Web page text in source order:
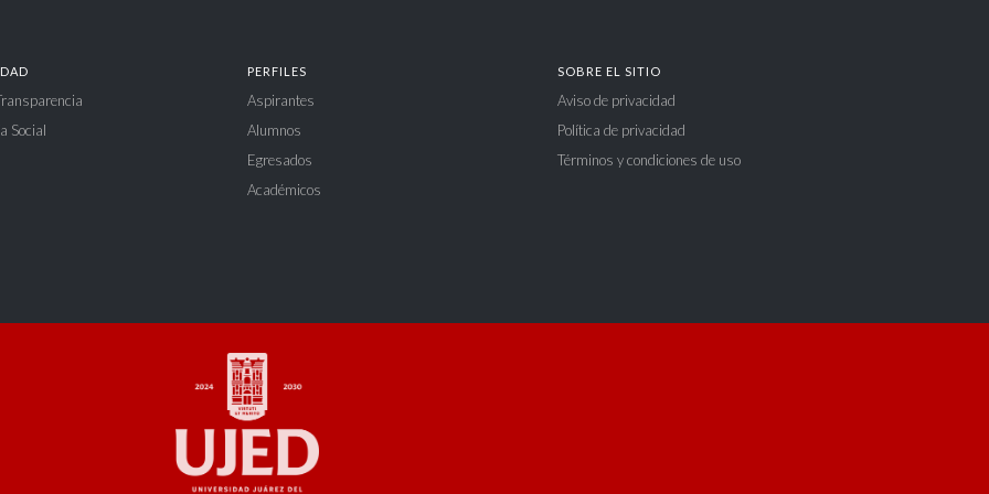
Social
PERFILES
Aspirantes
Alumnos
Egresados
Académicos
SOBRE EL SITIO
Aviso de privacidad
Política de privacidad
Términos y condiciones de uso